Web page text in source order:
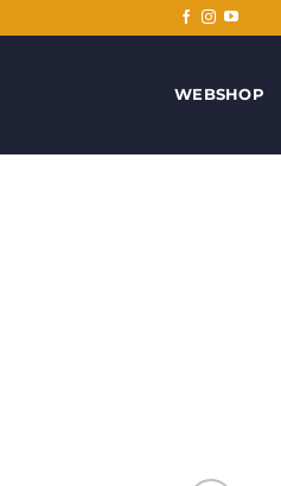
til
WEBSHOP